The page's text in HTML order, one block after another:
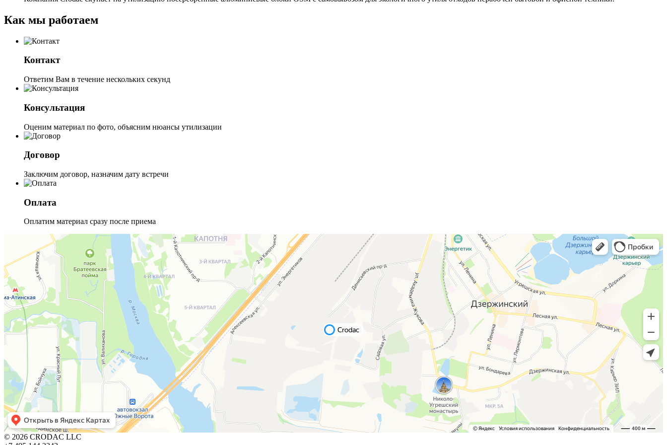
Как мы работаем
Контакт
Ответим Вам в течение нескольких секунд
Консультация
Оценим материал по фото, объясним нюансы утилизации
Договор
Заключим договор, назначим дату встречи
Оплата
Оплатим материал сразу после приема
© 2026 CRODAC LLC